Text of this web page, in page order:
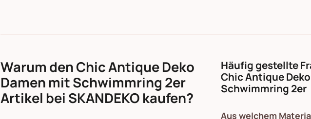
Warum den Chic Antique Deko
Damen mit Schwimmring 2er
Artikel bei SKANDEKO kaufen?
Häufig gestellte
Chic Antique
Schwimmring 2er
Aus welchem